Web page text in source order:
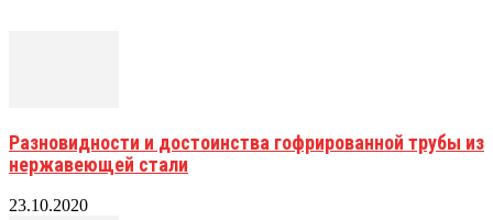
Разновидности и достоинства гофрированной трубы из
нержавеющей стали
23.10.2020